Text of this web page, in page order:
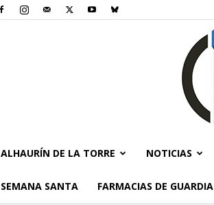
ALHAURÍN DE LA TORRE NOTICIAS
SEMANA SANTA FARMACIAS DE GUARDIA